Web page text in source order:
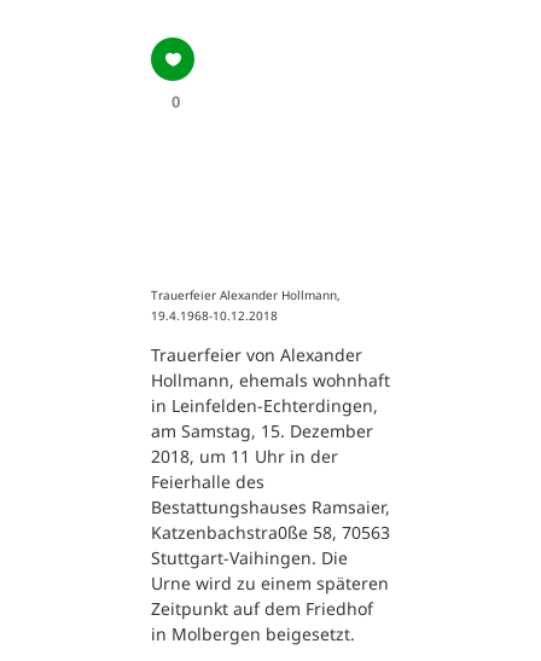
0
Trauerfeier Alexander Hollmann,
19.4.1968-10.12.2018
Trauerfeier von Alexander
Hollmann, ehemals wohnhaft
in Leinfelden-Echterdingen,
am Samstag, 15. Dezember
2018, um 11 Uhr in der
Feierhalle des
Bestattungshauses Ramsaier,
Katzenbachstra0ße 58, 70563
Stuttgart-Vaihingen. Die
Urne wird zu einem späteren
Zeitpunkt auf dem Friedhof
in Molbergen beigesetzt.